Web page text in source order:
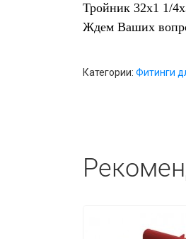
Тройник 32х1 1/
Ждем Ваших
Категории: Фитинги